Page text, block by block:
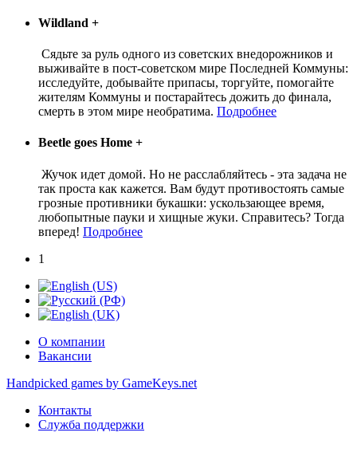
Wildland +
Сядьте за руль одного из советских внедорожников и
выживайте в пост-советском мире Последней Коммуны:
исследуйте, добывайте припасы, торгуйте, помогайте
жителям Коммуны и постарайтесь дожить до финала,
смерть в этом мире необратима. Подробнее
Beetle goes Home +
Жучок идет домой. Но не расслабляйтесь - эта задача не
так проста как кажется. Вам будут противостоять самые
грозные противники букашки: ускользающее время,
любопытные пауки и хищные жуки. Справитесь? Тогда
вперед! Подробнее
1
О компании
Вакансии
Handpicked games by GameKeys.net
Контакты
Служба поддержки